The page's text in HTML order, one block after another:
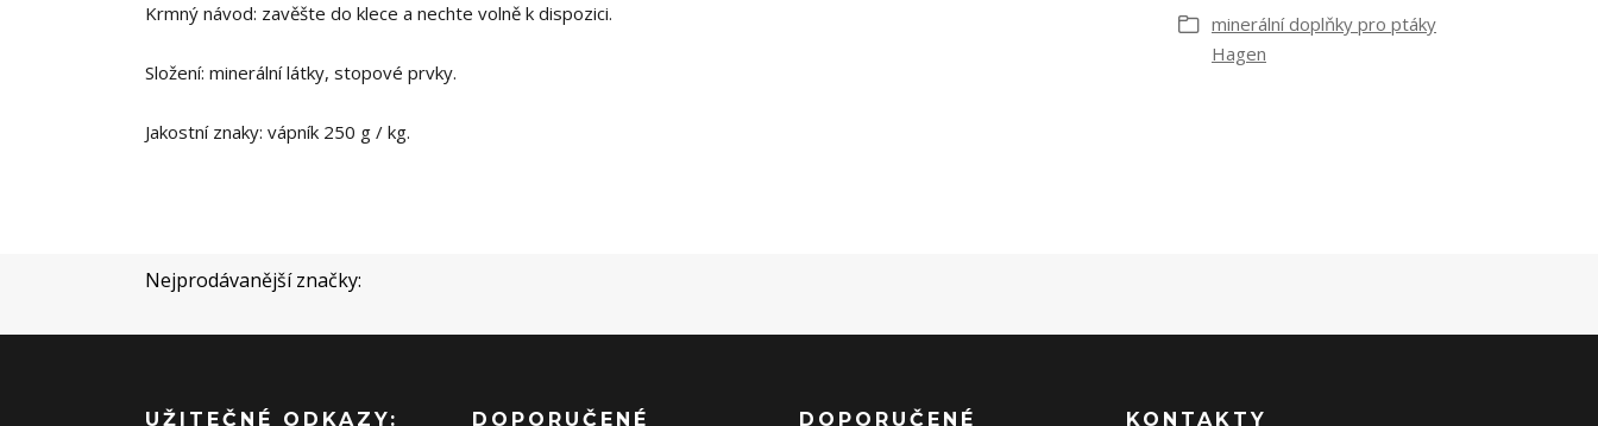
Krmný návod: zavěšte do klece a nechte volně k dispozici.
Složení: minerální látky, stopové prvky.
Jakostní znaky: vápník 250 g / kg.
minerální doplňky pro ptáky
Hagen
Nejprodávanější značky:
UŽITEČNÉ ODKAZY:
DOPORUČENÉ
DOPORUČENÉ
KONTAKTY